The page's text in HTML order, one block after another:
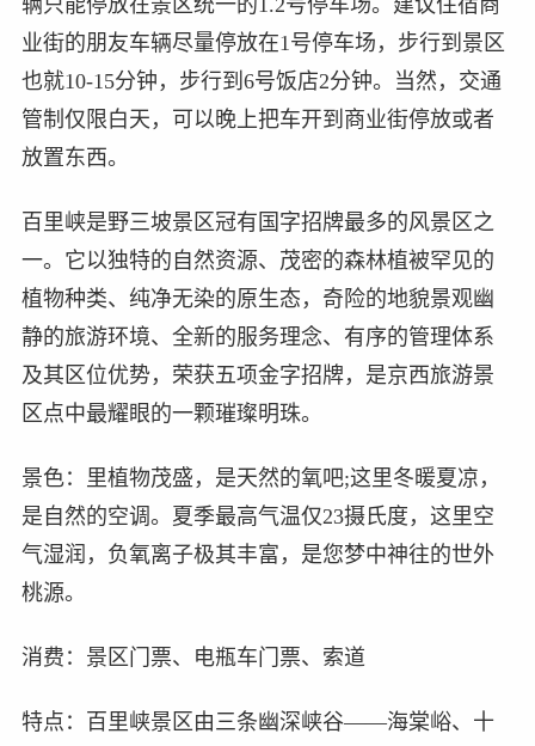
业街的朋友车辆尽量停放在1号停车场，步行到景区
也就10-15分钟，步行到6号饭店2分钟。当然，交通
管制仅限白天，可以晚上把车开到商业街停放或者
放置东西。
百里峡是野三坡景区冠有国字招牌最多的风景区之
一。它以独特的自然资源、茂密的森林植被罕见的
植物种类、纯净无染的原生态，奇险的地貌景观幽
静的旅游环境、全新的服务理念、有序的管理体系
及其区位优势，荣获五项金字招牌，是京西旅游景
区点中最耀眼的一颗璀璨明珠。
景色：里植物茂盛，是天然的氧吧;这里冬暖夏凉，
是自然的空调。夏季最高气温仅23摄氏度，这里空
气湿润，负氧离子极其丰富，是您梦中神往的世外
桃源。
消费：景区门票、电瓶车门票、索道
特点：百里峡景区由三条幽深峡谷——海棠峪、十